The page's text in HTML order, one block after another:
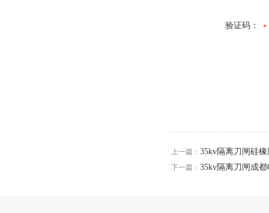
验证码：
上一篇： 35kv隔离刀闸硅
下一篇： 35kv隔离刀闸成